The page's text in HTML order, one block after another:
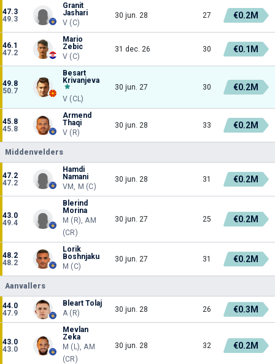
47.3
49.3
Granit
Jashari
V (C)
30 jun. 28 27 €0.2M
46.1
47.2
Mario
Zebic
V (C)
31 dec. 26 30 €0.1M
49.8
50.7
Besart
Krivanjeva
V (CL)
30 jun. 27 30 €0.2M
45.8
45.8
Armend
Thaqi
V (R)
30 jun. 28 33 €0.2M
Middenvelders
47.2
47.2
Hamdi
Namani
VM, M (C)
30 jun. 28 31 €0.2M
43.0
49.4
Blerind
Morina
M (R), AM
(CR)
30 jun. 27 25 €0.2M
48.2
48.2
Lorik
Boshnjaku
M (C)
30 jun. 27 31 €0.2M
Aanvallers
44.0
47.9
Bleart Tolaj
A (R)
30 jun. 28 26 €0.3M
43.0
43.0
Mevlan
Zeka
M (L), AM
(CR)
30 jun. 28 32 €0.2M